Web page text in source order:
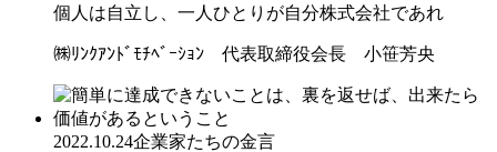
個人は自立し、一人ひとりが自分株式会社であれ
㈱ﾘﾝｸｱﾝﾄﾞﾓﾁﾍﾞｰｼｮﾝ 代表取締役会長 小笹芳央
2022.10.24企業家たちの金言